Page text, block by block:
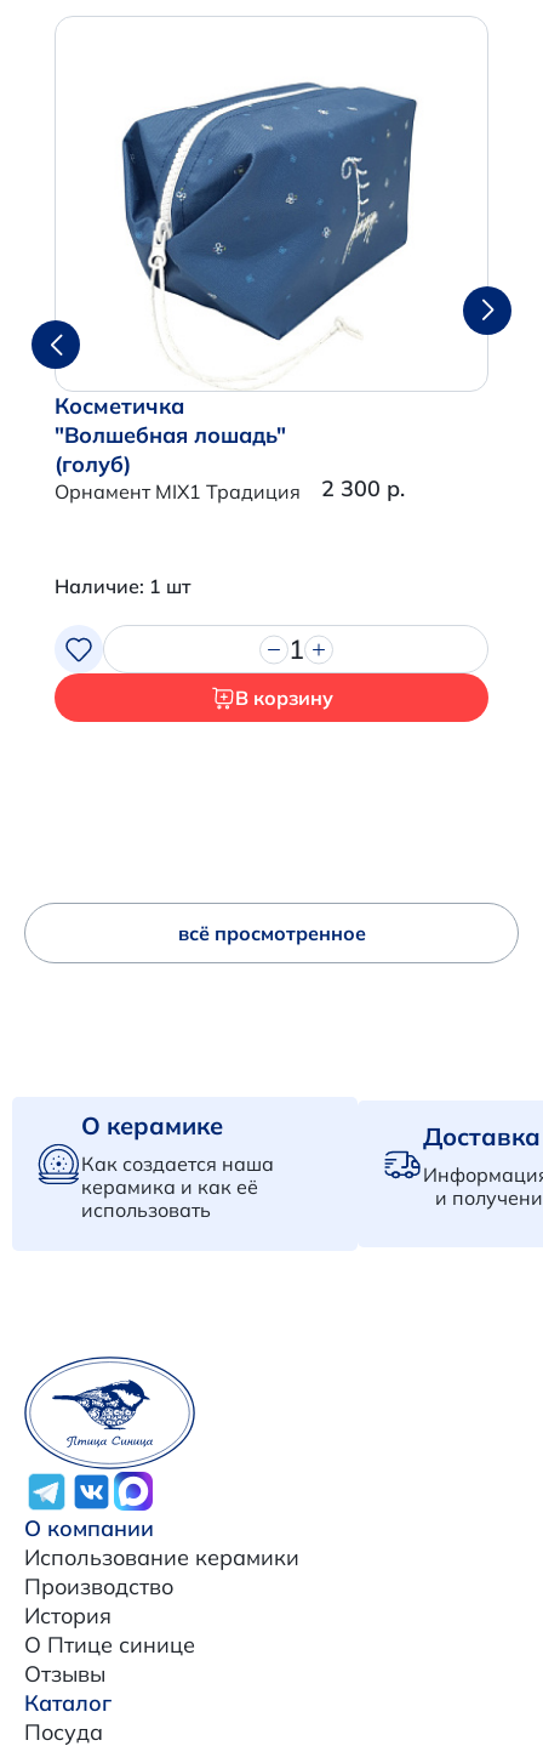
Косметичка
"Волшебная лошадь"
(голуб)
Орнамент MIX1 Традиция 2 300 р.
Наличие: 1 шт
1
В корзину
всё просмотренное
О керамике
Как создается наша
керамика и как её
использовать
и
О компании
Использование керамики
Производство
История
О Птице синице
Отзывы
Каталог
Посуда